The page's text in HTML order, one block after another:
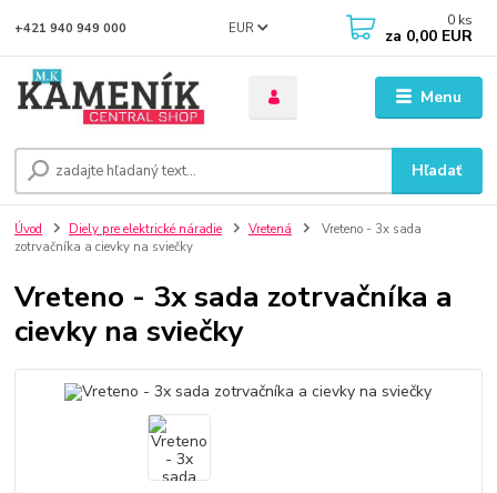
Menu
EUR
Hľadať
+421 940 949 000 0 ks
za 0,00 EUR
Úvod Diely pre elektrické náradie Vretená
Vreteno - 3x sada
zotrvačníka a cievky na sviečky
Vreteno - 3x sada zotrvačníka a
cievky na sviečky